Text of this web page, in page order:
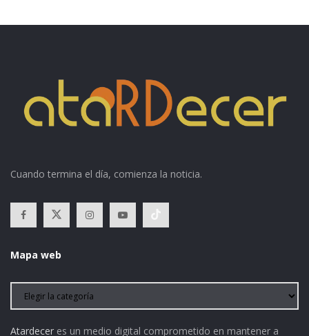
Cuando termina el día, comienza la noticia.
Mapa web
Atardecer es un medio digital comprometido en mantener a